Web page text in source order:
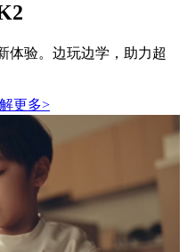
体验。边玩边学，助力超
更多>